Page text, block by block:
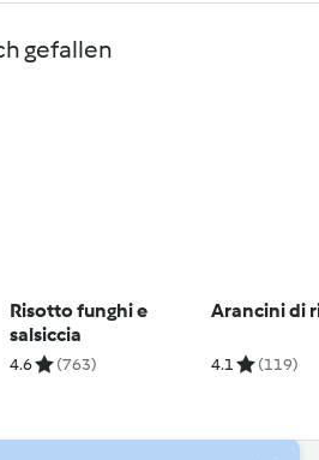
gefallen
Risotto funghi e
salsiccia
4.6 (763)
Arancini di
4.1 (119)